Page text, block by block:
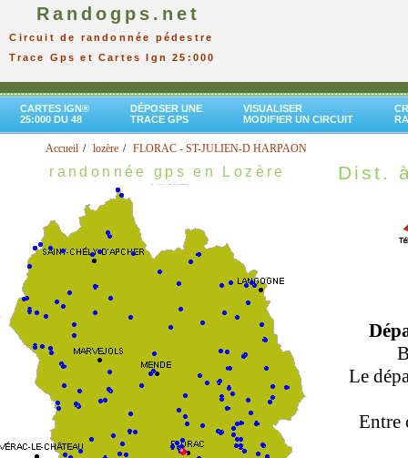
Randogps.net
Circuit de randonnée pédestre
Trace Gps et Cartes Ign 25:000
CARTES IGN®
25:000 DU 48
DÉPOSER UNE
TRACE GPS
VISUALISER
MODIFIER UN CIRCUIT
Accueil lozère FLORAC - ST-JULIEN-D HARPAON
randonnée gps en Lozère Dist.
Le
Entre